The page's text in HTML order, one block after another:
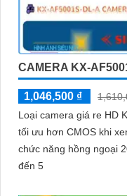
CAMERA KX-
1,046,500 ₫
Loại camera giá re HD
tối ưu hơn CMOS khi
chức năng hồng ngoại
đến 5